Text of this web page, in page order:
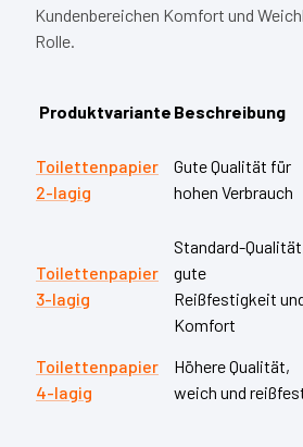
Kundenbereichen Komfort und
Rolle.
Produktvariante Beschreibung
Toilettenpapier
2-lagig
Gute Qualität für
hohen Verbrauch
Toilettenpapier
3-lagig
Standard-
gute
Reißfestigkeit
Komfort
Toilettenpapier
4-lagig
Höhere Qualität,
weich und